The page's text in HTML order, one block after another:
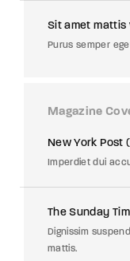
Sit amet mattis
Purus semper
Magazine
New York Post
Imperdiet dui
The Sunday
Dignissim
mattis.